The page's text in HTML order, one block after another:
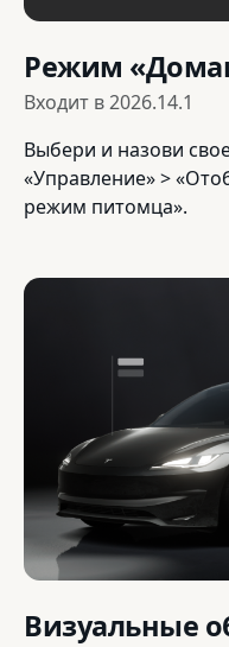
Режим
Входит в2026.14.1
Выбери и назови
«Управление» >
режим питомца».
Визуальные